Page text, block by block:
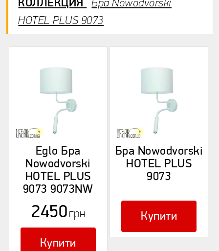
Какие плюсы?
Есть ли минусы?
КОЛЛЕКЦИЯ
Бра Nowodvorski
HOTEL PLUS 9073
Eglo Бра
Nowodvorski
HOTEL PLUS
9073 9073NW
2450грн
Купити
Бра Nowodvorski
HOTEL PLUS
9073
Купити